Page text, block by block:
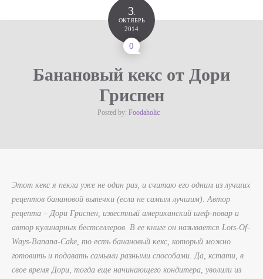
3.
ОКТЯБРЬ
2014
0
Банановый кекс от Дори
Гриспен
Posted by: Foodaholic
Этот кекс я пекла уже не один раз, и считаю его одним из лучших
рецептов банановой выпечки (если не самым лучшим). Автор
рецепта – Дори Гриспен, известный американский шеф-повар и
автор кулинарных бестселлеров. В ее книге он называется Lots-Of-
Ways-Banana-Cake, то есть банановый кекс, который можно
готовить и подавать самыми разными способами. Да, кстати, в
свое время Дори, тогда еще начинающего кондитера, уволили из